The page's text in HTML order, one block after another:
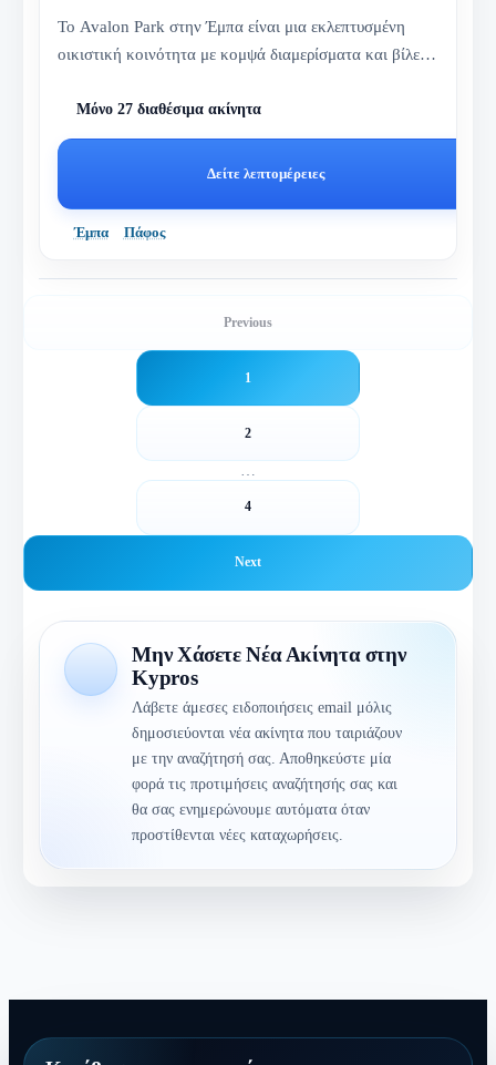
Το Avalon Park στην Έμπα είναι μια εκλεπτυσμένη
οικιστική κοινότητα με κομψά διαμερίσματα και βίλες,
Μόνο 27 διαθέσιμα ακίνητα
Δείτε λεπτομέρειες
Έμπα Πάφος
Previous
1
2
4
Next
Μην Χάσετε Νέα Ακίνητα στην
Kypros
Λάβετε άμεσες ειδοποιήσεις email μόλις
δημοσιεύονται νέα ακίνητα που ταιριάζουν
με την αναζήτησή σας. Αποθηκεύστε μία
φορά τις προτιμήσεις αναζήτησής σας και
θα σας ενημερώνουμε αυτόματα όταν
προστίθενται νέες καταχωρήσεις.